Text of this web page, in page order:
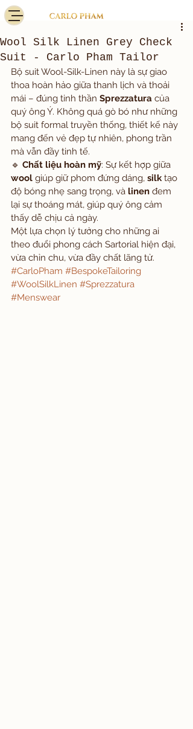
Wool Silk Linen Grey Check
Suit - Carlo Pham Tailor
Bộ suit Wool-Silk-Linen này là sự giao
thoa hoàn hảo giữa thanh lịch và thoải
mái – đúng tinh thần Sprezzatura của
quý ông Ý. Không quá gò bó như những
bộ suit formal truyền thống, thiết kế này
mang đến vẻ đẹp tự nhiên, phong trần
mà vẫn đầy tinh tế.
🔹 Chất liệu hoàn mỹ: Sự kết hợp giữa
wool giúp giữ phom đứng dáng, silk tạo
độ bóng nhẹ sang trọng, và linen đem
lại sự thoáng mát, giúp quý ông cảm
thấy dễ chịu cả ngày.
Một lựa chọn lý tưởng cho những ai
theo đuổi phong cách Sartorial hiện đại,
vừa chỉn chu, vừa đầy chất lãng tử.
#CarloPham #BespokeTailoring
#WoolSilkLinen #Sprezzatura
#Menswear